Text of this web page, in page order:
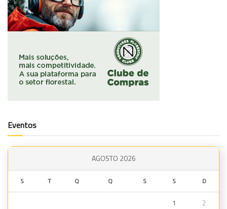
Eventos
AGOSTO 2026
S T Q Q S S D
1 2